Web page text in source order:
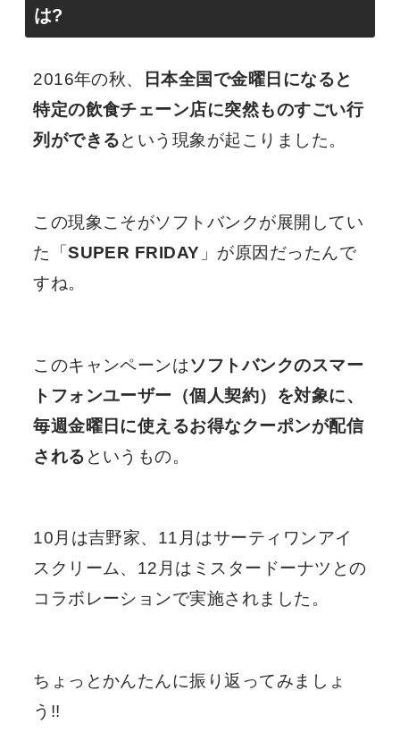
は?
2016年の秋、
日本全国で金曜日になると
特定の飲食チェーン店に突然ものすごい行
列ができるという現象が起こりました。
この現象こそがソフトバンクが展開してい
た「SUPER FRIDAY 」が原因だったんで
すね。
このキャンペーンはソフトバンクのスマー
トフォンユーザー（個人契約）を対象に、
毎週金曜日に使えるお得なクーポンが配信
される というもの。
10月は吉野家、11月はサーティワンアイ
スクリーム、12月はミスタードーナツとの
コラボレーションで実施されました。
ちょっとかんたんに振り返ってみましょ
う!!